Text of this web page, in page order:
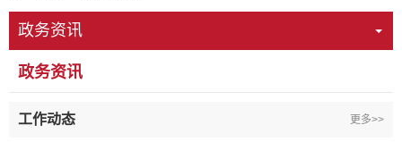
政务资讯
政务资讯
工作动态 更多>>